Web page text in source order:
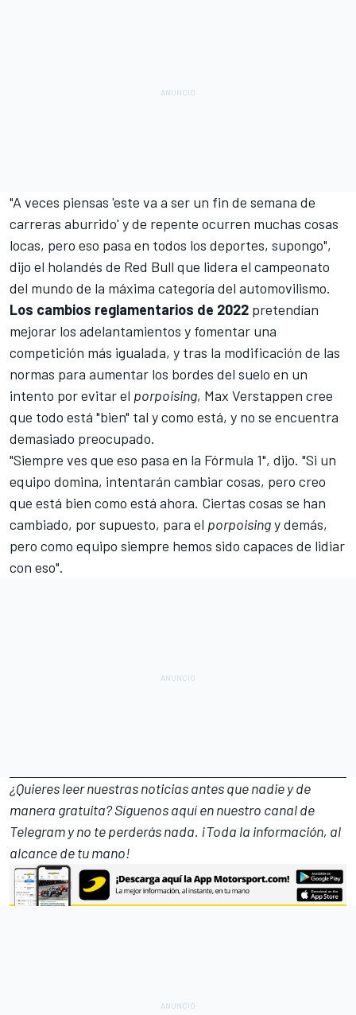
"A veces piensas 'este va a ser un fin de semana de
carreras aburrido' y de repente ocurren muchas cosas
locas, pero eso pasa en todos los deportes, supongo",
dijo el holandés de Red Bull que lidera el campeonato
del mundo de la máxima categoría del automovilismo.
Los cambios reglamentarios de 2022 pretendían
mejorar los adelantamientos y fomentar una
competición más igualada, y tras la modificación de las
normas para aumentar los bordes del suelo en un
intento por evitar el porpoising, Max Verstappen cree
que todo está "bien" tal y como está, y no se encuentra
demasiado preocupado.
"Siempre ves que eso pasa en la Fórmula 1", dijo. "Si un
equipo domina, intentarán cambiar cosas, pero creo
que está bien como está ahora. Ciertas cosas se han
cambiado, por supuesto, para el porpoisingy demás,
pero como equipo siempre hemos sido capaces de lidiar
con eso".
¿Quieres leer nuestras noticias antes que nadie y de
manera gratuita? Síguenosaquí en nuestro canal de
Telegramy no te perderás nada. ¡Toda la información, al
alcance de tu mano!